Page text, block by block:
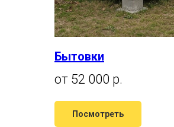
Бытовки
от 52 000 р.
Посмотреть